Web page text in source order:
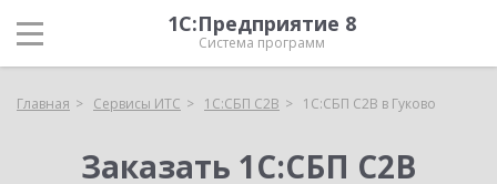
1С:Предприятие 8
Система программ
Главная Сервисы ИТС 1С:СБП C2B 1С:СБП C2B в Гуково
Заказать 1С:СБП C2B